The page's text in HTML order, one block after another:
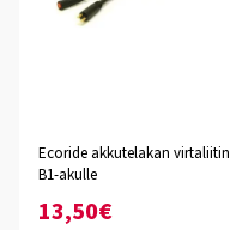
Ecoride akkutelakan virtaliitin
B1-akulle
13,50€